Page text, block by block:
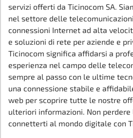
servizi offerti da Ticinocom SA.
nel settore delle
connessioni Internet ad alta
e soluzioni di rete per aziende e
Ticinocom significa affidarsi a
esperienza nel campo delle
sempre al passo con le ultime
una connessione stabile e
web per scoprire tutte le nostre
ulteriori informazioni. Non perdere
connetterti al mondo digitale con